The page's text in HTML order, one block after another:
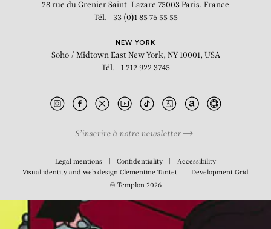
Rêverie (disegno di una piccola casa
28 rue du Grenier Saint-Lazare 75003 Paris, France
Tél. +33 (0)1 85 76 55 55
NEW YORK
Soho / Midtown East New York, NY 10001, USA
Tél. +1 212 922 3745
S’inscrire à notre newsletter
Legal mentions Confidentiality
Accessibility
Visual identity and web design Clémentine Tantet DevelopmentGrid
© Templon 2026